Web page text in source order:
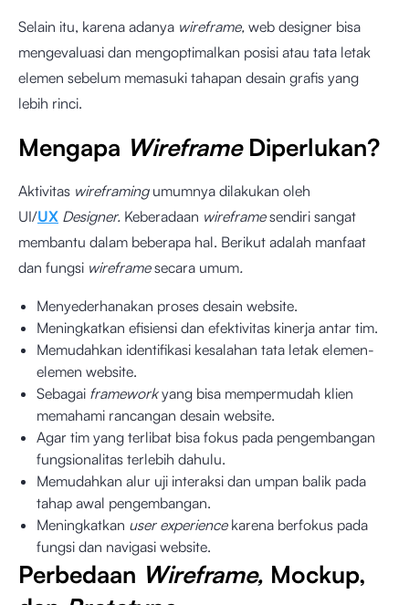
Selain itu, karena adanya wireframe, web designer bisa
mengevaluasi dan mengoptimalkan posisi atau tata letak
elemen sebelum memasuki tahapan desain grafis yang
lebih rinci.
Mengapa Wireframe Diperlukan?
Aktivitas wireframing umumnya dilakukan oleh
UI/UX Designer. Keberadaan wireframesendiri sangat
membantu dalam beberapa hal. Berikut adalah manfaat
dan fungsi wireframesecara umum.
Menyederhanakan proses desain website.
Meningkatkan efisiensi dan efektivitas kinerja antar tim.
Memudahkan identifikasi kesalahan tata letak elemen-
elemen website.
Sebagai frameworkyang bisa mempermudah klien
memahami rancangan desain website.
Agar tim yang terlibat bisa fokus pada pengembangan
fungsionalitas terlebih dahulu.
Memudahkan alur uji interaksi dan umpan balik pada
tahap awal pengembangan.
Meningkatkan user experience karena berfokus pada
fungsi dan navigasi website.
Perbedaan Wireframe, Mockup,